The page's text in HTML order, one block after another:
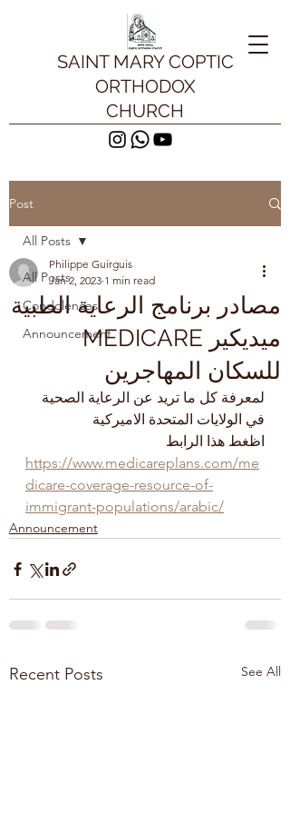
SAINT MARY COPTIC
ORTHODOX
CHURCH
Post
All Posts
Condolences
Announcement
All Posts
مصادر برنامج الرعاية الطبية
ميديكير MEDICARE
للسكان المهاجرين
Philippe Guirguis
Jan 2, 2023 1 min read
لمعرفة كل ما تريد عن الرعاية الصحية
في الولايات المتحدة الاميركية
اظغط هذا الرابط
https://www.medicareplans.com/me
dicare-coverage-resource-of-
immigrant-populations/arabic/
Announcement
Recent Posts See All